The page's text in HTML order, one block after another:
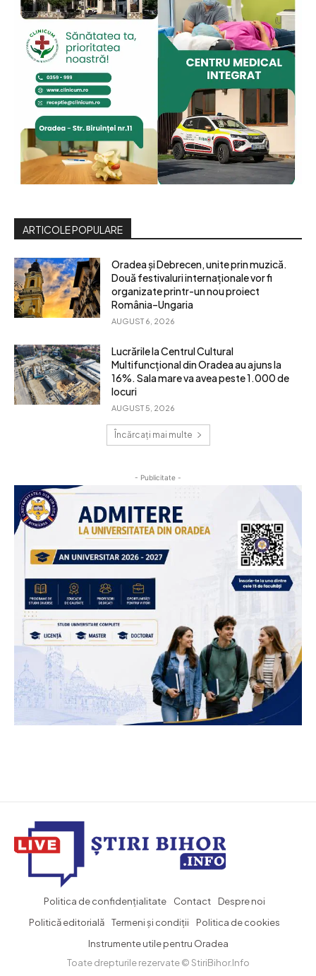
ARTICOLE POPULARE
Oradea și Debrecen, unite prin muzică.
Două festivaluri internaționale vor fi
organizate printr-un nou proiect
România–Ungaria
AUGUST 6, 2026
Lucrările la Centrul Cultural
Multifuncțional din Oradea au ajuns la
16%. Sala mare va avea peste 1.000 de
locuri
AUGUST 5, 2026
Încărcați mai multe
- Publicitate -
Politica de confidențialitate Contact
Despre noi
Politică editorială
Termeni și condiții
Politica de cookies
Instrumente utile pentru Oradea
Toate drepturile rezervate © StiriBihor.Info